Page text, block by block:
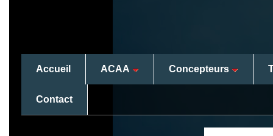
Accueil ACAA Concepteurs
Contact